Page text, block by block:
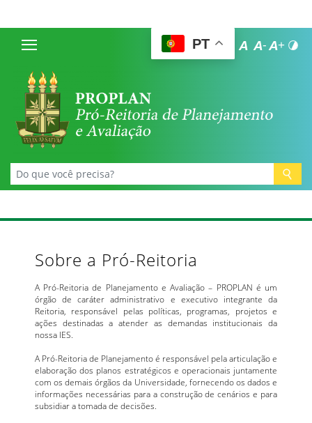
PT
Sobre a Pró-Reitoria
A Pró-Reitoria de Planejamento e Avaliação – PROPLAN é um
órgão de caráter administrativo e executivo integrante da
Reitoria, responsável pelas políticas, programas, projetos e
ações destinadas a atender as demandas institucionais da
nossa IES.
A Pró-Reitoria de Planejamento é responsável pela articulação e
elaboração dos planos estratégicos e operacionais juntamente
com os demais órgãos da Universidade, fornecendo os dados e
informações necessárias para a construção de cenários e para
subsidiar a tomada de decisões.